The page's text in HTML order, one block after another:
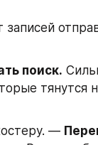
поиск.
тянутся
—